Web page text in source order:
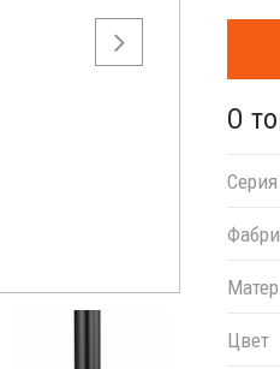
О
Серия
Цвет